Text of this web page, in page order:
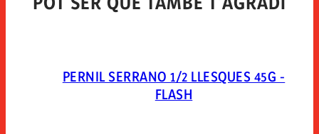
PERNIL SERRANO 1/2 LLESQUES 45G -
FLASH